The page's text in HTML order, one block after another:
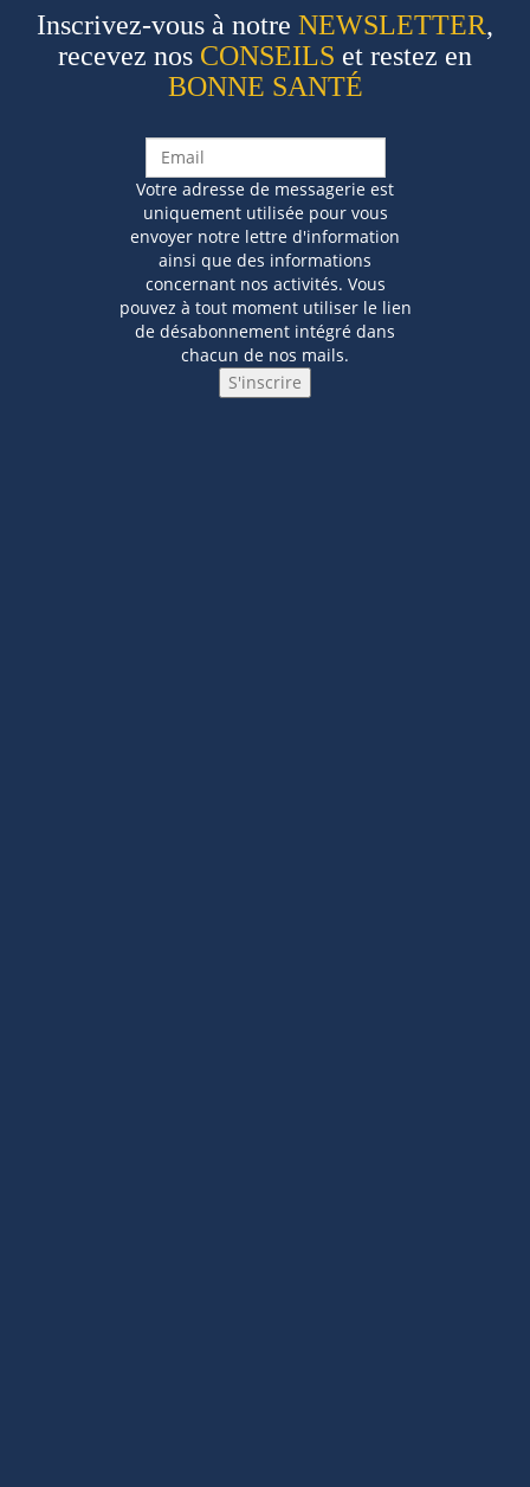
Inscrivez-vous à notre NEWSLETTER,
recevez nos CONSEILS et restez en
BONNE SANTÉ
Votre adresse de messagerie est
uniquement utilisée pour vous
envoyer notre lettre d'information
ainsi que des informations
concernant nos activités. Vous
pouvez à tout moment utiliser le lien
de désabonnement intégré dans
chacun de nos mails.